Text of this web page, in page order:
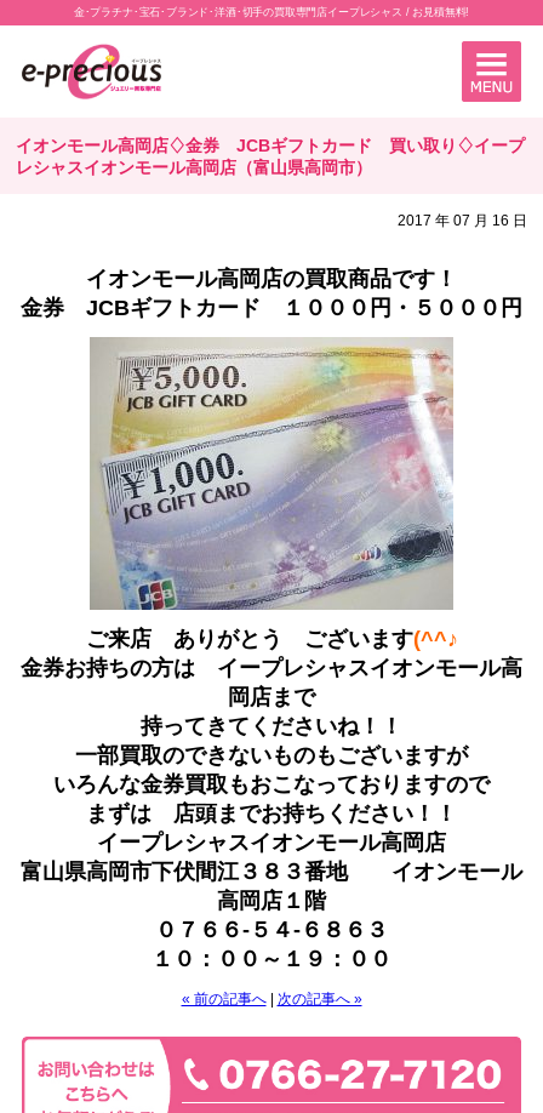
金･プラチナ･宝石･ブランド･洋酒･切手の買取専門店イープレシャス / お見積無料!
イオンモール高岡店♢金券 JCBギフトカード 買い取り♢イープ
レシャスイオンモール高岡店（富山県高岡市）
2017 年 07 月 16 日
イオンモール高岡店の買取商品です！
金券 JCBギフトカード １０００円・５０００円
ご来店 ありがとう ございます(^^♪
金券お持ちの方は イープレシャスイオンモール高
岡店まで
持ってきてくださいね！！
一部買取のできないものもございますが
いろんな金券買取もおこなっておりますので
まずは 店頭までお持ちください！！
イープレシャスイオンモール高岡店
富山県高岡市下伏間江３８３番地 イオンモール
高岡店１階
０７６６-５４-６８６３
１０：００～１９：００
« 前の記事へ| 次の記事へ »